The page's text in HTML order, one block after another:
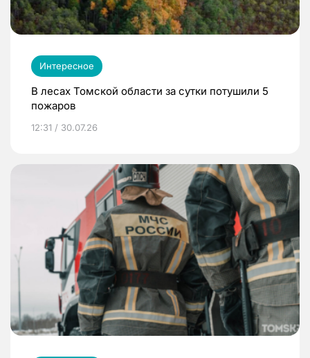
Интересное
В лесах Томской области за сутки потушили 5
пожаров
12:31 / 30.07.26